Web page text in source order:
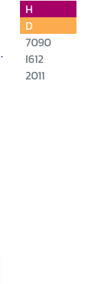
H
D
7090
I612
2011